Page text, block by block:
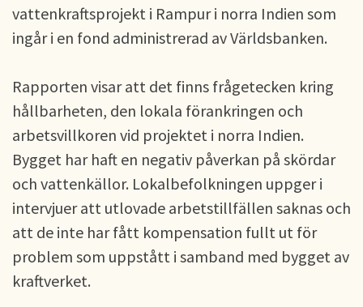
vattenkraftsprojekt i Rampur i norra Indien som
ingår i en fond administrerad av Världsbanken.
Rapporten visar att det finns frågetecken kring
hållbarheten, den lokala förankringen och
arbetsvillkoren vid projektet i norra Indien.
Bygget har haft en negativ påverkan på skördar
och vattenkällor. Lokalbefolkningen uppger i
intervjuer att utlovade arbetstillfällen saknas och
att de inte har fått kompensation fullt ut för
problem som uppstått i samband med bygget av
kraftverket.